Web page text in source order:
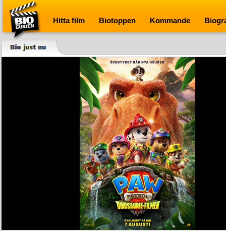
Bioguiden
Hitta film Biotoppen Kommande